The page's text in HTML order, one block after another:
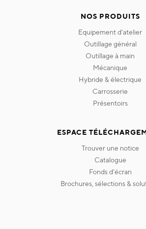
NOS PRODUITS
equipement d'atelier
outillage général
outillage à main
mécanique
hybride & électrique
carrosserie
présentoirs
ESPACE
trouver une notice
catalogue
fonds d'écran
brochures, sélections &